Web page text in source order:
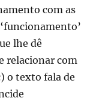
com as
lhe dê
relacionar com
o texto fala de